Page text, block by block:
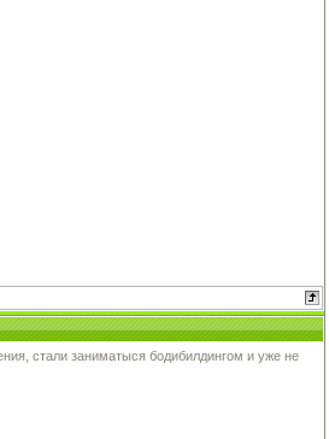
стали заниматыся бодибилдингом и уже не